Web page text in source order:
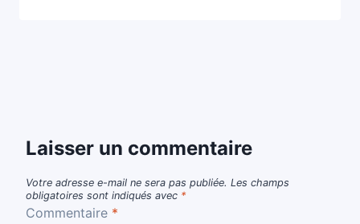
Laisser un commentaire
Votre adresse e-mail ne sera pas publiée. Les champs
obligatoires sont indiqués avec *
Commentaire *